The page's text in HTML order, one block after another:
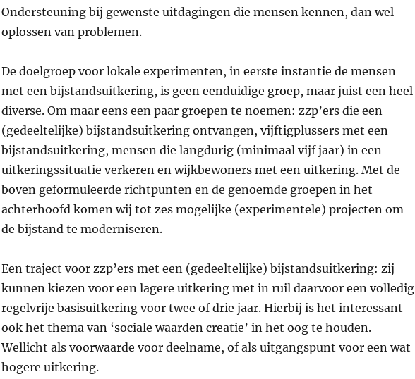
Ondersteuning bij gewenste uitdagingen die mensen kennen, dan wel
oplossen van problemen.
De doelgroep voor lokale experimenten, in eerste instantie de mensen
met een bijstandsuitkering, is geen eenduidige groep, maar juist een heel
diverse. Om maar eens een paar groepen te noemen: zzp’ers die een
(gedeeltelijke) bijstandsuitkering ontvangen, vijftigplussers met een
bijstandsuitkering, mensen die langdurig (minimaal vijf jaar) in een
uitkeringssituatie verkeren en wijkbewoners met een uitkering. Met de
boven geformuleerde richtpunten en de genoemde groepen in het
achterhoofd komen wij tot zes mogelijke (experimentele) projecten om
de bijstand te moderniseren.
Een traject voor zzp’ers met een (gedeeltelijke) bijstandsuitkering: zij
kunnen kiezen voor een lagere uitkering met in ruil daarvoor een volledig
regelvrije basisuitkering voor twee of drie jaar. Hierbij is het interessant
ook het thema van ‘sociale waarden creatie’ in het oog te houden.
Wellicht als voorwaarde voor deelname, of als uitgangspunt voor een wat
hogere uitkering.